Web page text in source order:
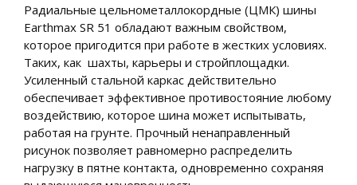
Радиальные цельнометаллокордные (ЦМК) шины
Earthmax SR 51 обладают важным свойством,
которое пригодится при работе в жестких условиях.
Таких, как шахты, карьеры и стройплощадки.
Усиленный стальной каркас действительно
обеспечивает эффективное противостояние любому
воздействию, которое шина может испытывать,
работая на грунте. Прочный ненаправленный
рисунок позволяет равномерно распределить
нагрузку в пятне контакта, одновременно сохраняя